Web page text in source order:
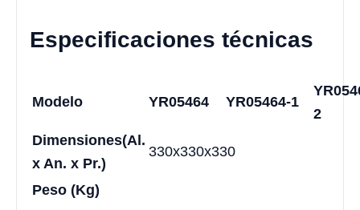
Especificaciones técnicas
Modelo YR05464 YR05464-1
2
Dimensiones(Al.
x An. x Pr.)
330x330x330
Peso (Kg)